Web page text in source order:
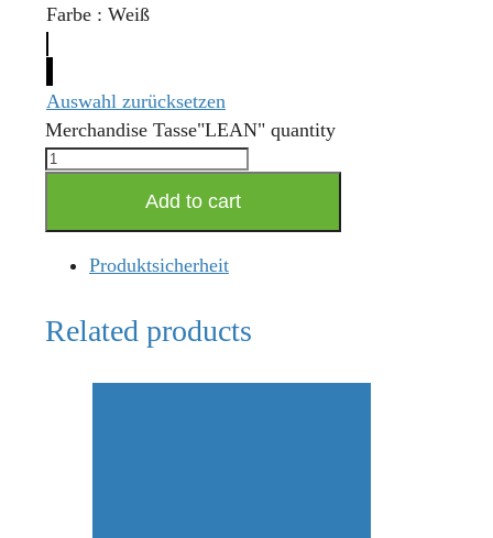
Farbe : Weiß
Auswahl zurücksetzen
Merchandise Tasse"LEAN" quantity
Add to cart
Produktsicherheit
Related products